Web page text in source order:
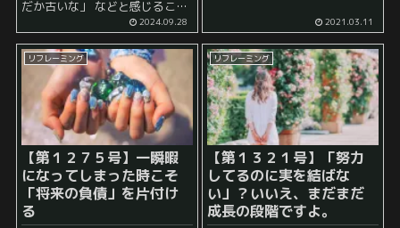
だか古いな」 などと感じること
が多かった時期がありました。
しかし、ある時、その公園の横
を通り過ぎることのない時期が
あり、 その後、 久々に、その公
2024.09.28
進める傍ら、「私のこの10年間
はどのような歩みだったのだろ
うか」と考えていました。 ...
2021.03.11
リフレーミング
【第１２７５号】一瞬暇
になってしまった時こそ
「将来の負債」を片付け
る
リフレーミング
【第１３２１号】「努力
してるのに実を結ばな
い」？いいえ、まだまだ
成長の段階ですよ。